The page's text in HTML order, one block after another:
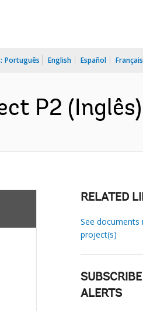
Português English Español Français
P2 (Inglês)
RELATED
See
project(s)
ALERTS